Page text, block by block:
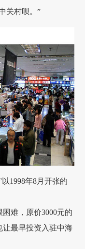
关村呗。”
1998年8月开张的
难，原价3000元的
让最早投资入驻中海